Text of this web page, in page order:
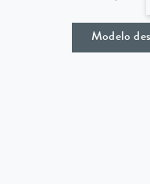
Modelo